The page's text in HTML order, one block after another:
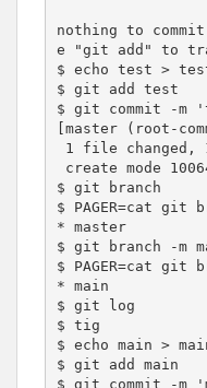
nothing to
e "git add" to
$ echo test >
$ git add test
$ git commit -m
[master (root-
$ git branch
$ PAGER=cat git
* master
$ git branch -m
$ PAGER=cat git
* main
$ git log
$ tig
$ echo main >
$ git add main
$ git commit -m